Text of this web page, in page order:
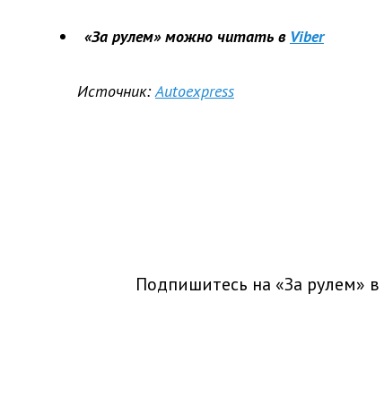
«За рулем» можно читать в Viber
Источник: Autoexpress
Подпишитесь на «За рулем» в